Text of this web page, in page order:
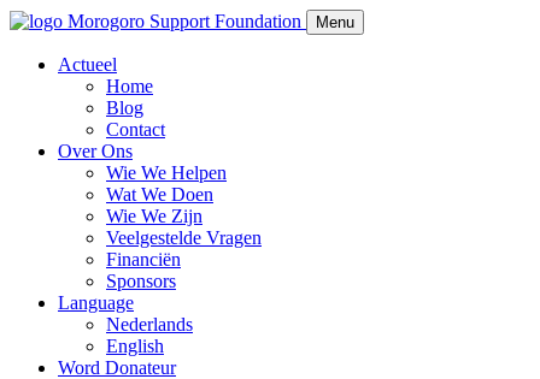
Morogoro Support Foundation Menu
Actueel
Home
Blog
Contact
Over Ons
Wie We Helpen
Wat We Doen
Wie We Zijn
Veelgestelde Vragen
Financiën
Sponsors
Language
Nederlands
English
Word Donateur